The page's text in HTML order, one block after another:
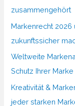
zusammengehört
Markenrecht 2026
zukunftssicher
Weltweite
Schutz Ihrer Marke
Kreativität &
jeder starken